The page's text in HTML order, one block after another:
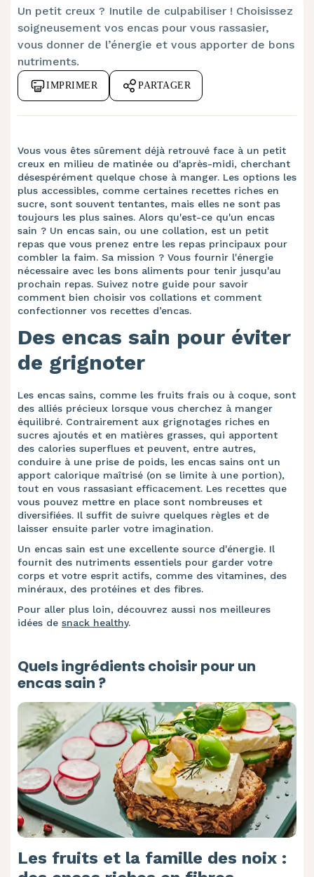
les travailleurs actifs
f.
Comment intégrer les encas dans une
routine alimentaire ?
g.
Comment éviter les sucres ajoutés dans
vos encas ?
Un petit creux ? Inutile de culpabiliser ! Choisissez
soigneusement vos encas pour vous rassasier,
vous donner de l’énergie et vous apporter de bons
nutriments.
IMPRIMER PARTAGER
Vous vous êtes sûrement déjà retrouvé face à un petit
creux en milieu de matinée ou d'après-midi, cherchant
désespérément quelque chose à manger. Les options les
plus accessibles, comme certaines recettes riches en
sucre, sont souvent tentantes, mais elles ne sont pas
toujours les plus saines. Alors qu'est-ce qu'un encas
sain ? Un encas sain, ou une collation, est un petit
repas que vous prenez entre les repas principaux pour
combler la faim. Sa mission ? Vous fournir l'énergie
nécessaire avec les bons aliments pour tenir jusqu'au
prochain repas. Suivez notre guide pour savoir
comment bien choisir vos collations et comment
confectionner vos recettes d’encas.
Des encas sain pour éviter
de grignoter
Les encas sains, comme les fruits frais ou à coque, sont
des alliés précieux lorsque vous cherchez à manger
équilibré. Contrairement aux grignotages riches en
sucres ajoutés et en matières grasses, qui apportent
des calories superflues et peuvent, entre autres,
conduire à une prise de poids, les encas sains ont un
apport calorique maîtrisé (on se limite à une portion),
tout en vous rassasiant efficacement. Les recettes que
vous pouvez mettre en place sont nombreuses et
diversifiées. Il suffit de suivre quelques règles et de
laisser ensuite parler votre imagination.
Un encas sain est une excellente source d'énergie. Il
fournit des nutriments essentiels pour garder votre
corps et votre esprit actifs, comme des vitamines, des
minéraux, des protéines et des fibres.
Pour aller plus loin, découvrez aussi nos meilleures
idées de snack healthy.
Quels ingrédients choisir pour un
encas sain ?
Les fruits et la famille des noix :